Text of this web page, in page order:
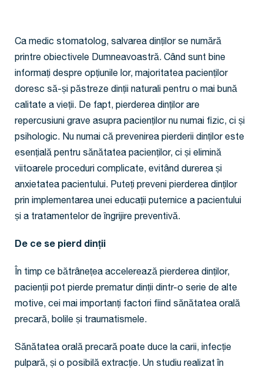
Ca medic stomatolog, salvarea dinților se numără
printre obiectivele Dumneavoastră. Când sunt bine
informați despre opțiunile lor, majoritatea pacienților
doresc să-și păstreze dinții naturali pentru o mai bună
calitate a vieții. De fapt, pierderea dinților are
repercusiuni grave asupra pacienților nu numai fizic, ci și
psihologic. Nu numai că prevenirea pierderii dinților este
esențială pentru sănătatea pacienților, ci și elimină
viitoarele proceduri complicate, evitând durerea și
anxietatea pacientului. Puteți preveni pierderea dinților
prin implementarea unei educații puternice a pacientului
și a tratamentelor de îngrijire preventivă.
De ce se pierd dinții
În timp ce bătrânețea accelerează pierderea dinților,
pacienții pot pierde prematur dinții dintr-o serie de alte
motive, cei mai importanți factori fiind sănătatea orală
precară, bolile și traumatismele.
Sănătatea orală precară poate duce la carii, infecție
pulpară, și o posibilă extracție. Un studiu realizat în